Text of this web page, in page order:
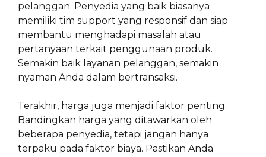
pelanggan. Penyedia yang baik biasanya
memiliki tim support yang responsif dan siap
membantu menghadapi masalah atau
pertanyaan terkait penggunaan produk.
Semakin baik layanan pelanggan, semakin
nyaman Anda dalam bertransaksi.
Terakhir, harga juga menjadi faktor penting.
Bandingkan harga yang ditawarkan oleh
beberapa penyedia, tetapi jangan hanya
terpaku pada faktor biaya. Pastikan Anda